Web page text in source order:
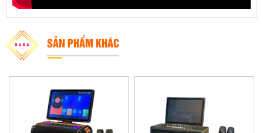
SẢN PHẨM KHÁC